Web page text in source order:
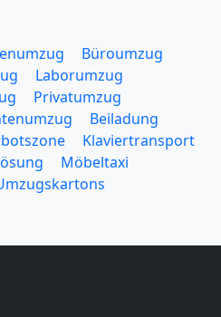
Büroumzug
Laborumzug
Privatumzug
Beiladung
Klaviertransport
Möbeltaxi